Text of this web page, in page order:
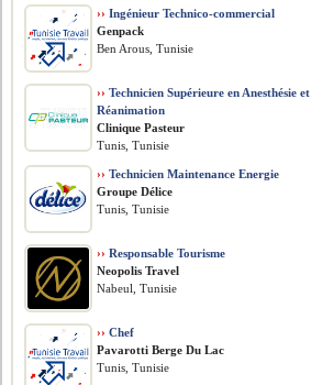
›› Ingénieur Technico-commercial
Genpack
Ben Arous, Tunisie
›› Technicien Supérieure en Anesthésie et
Réanimation
Clinique Pasteur
Tunis, Tunisie
›› Technicien Maintenance Energie
Groupe Délice
Tunis, Tunisie
›› Responsable Tourisme
Neopolis Travel
Nabeul, Tunisie
›› Chef
Pavarotti Berge Du Lac
Tunis, Tunisie